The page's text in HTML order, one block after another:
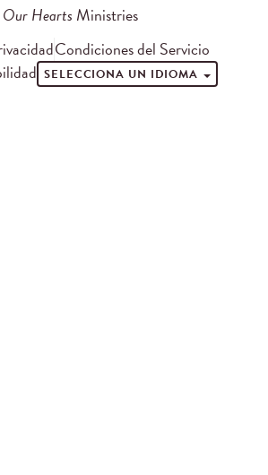
Our Hearts Ministries
Condiciones del Servicio
SELECCIONA UN IDIOMA